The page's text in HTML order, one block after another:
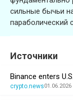
сильные бычьи
параболический
Источники
Binance enters
crypto.news01.06.2026